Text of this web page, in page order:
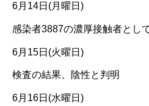
6月14日(月曜日)
感染者3887の濃厚接触者とし
6月15日(火曜日)
検査の結果、陰性と判明
6月16日(水曜日)